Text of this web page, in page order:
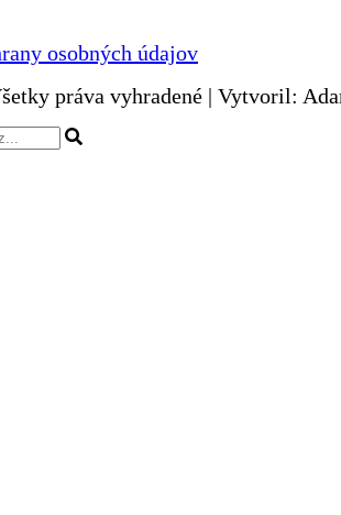
osobných údajov
práva vyhradené | Vytvoril: